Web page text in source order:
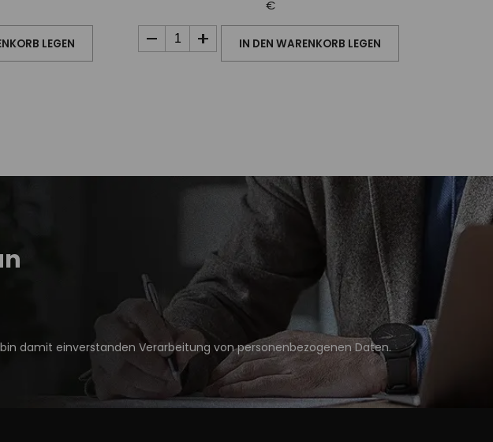
LEGEN
€
IN DEN WARENKORB LEGEN
damit einverstanden Verarbeitung von personenbezogenen Daten.